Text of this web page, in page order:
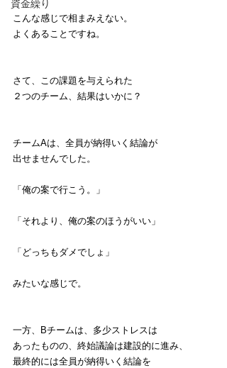
資金繰り
こんな感じで相まみえない。
よくあることですね。
さて、この課題を与えられた
２つのチーム、結果はいかに？
チームAは、全員が納得いく結論が
出せませんでした。
「俺の案で行こう。」
「それより、俺の案のほうがいい」
「どっちもダメでしょ」
みたいな感じで。
一方、Bチームは、多少ストレスは
あったものの、終始議論は建設的に進み、
最終的には全員が納得いく結論を